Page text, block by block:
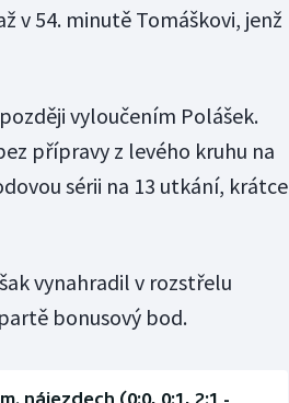
v 54. minutě Tomáškovi, jenž
vyloučením Polášek.
přípravy z levého kruhu na
sérii na 13 utkání, krátce
vynahradil v rozstřelu
bonusový bod.
nájezdech (0:0, 0:1, 2:1 -